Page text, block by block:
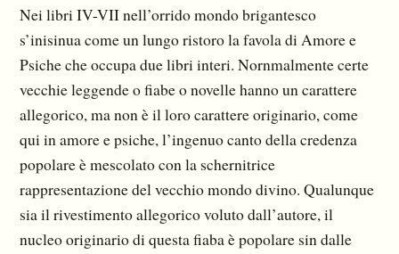
Nei libri IV-VII nell’orrido mondo brigantesco
s’inisinua come un lungo ristoro la favola di Amore e
Psiche che occupa due libri interi. Nornmalmente certe
vecchie leggende o fiabe o novelle hanno un carattere
allegorico, ma non è il loro carattere originario, come
qui in amore e psiche, l’ingenuo canto della credenza
popolare è mescolato con la schernitrice
rappresentazione del vecchio mondo divino. Qualunque
sia il rivestimento allegorico voluto dall’autore, il
nucleo originario di questa fiaba è popolare sin dalle